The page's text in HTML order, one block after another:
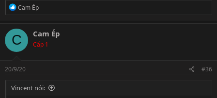
R
c
t
i
o
s
Cam Ép
C Cam Ép
Cấp 1
20/9/20 #36
Vincent nói: